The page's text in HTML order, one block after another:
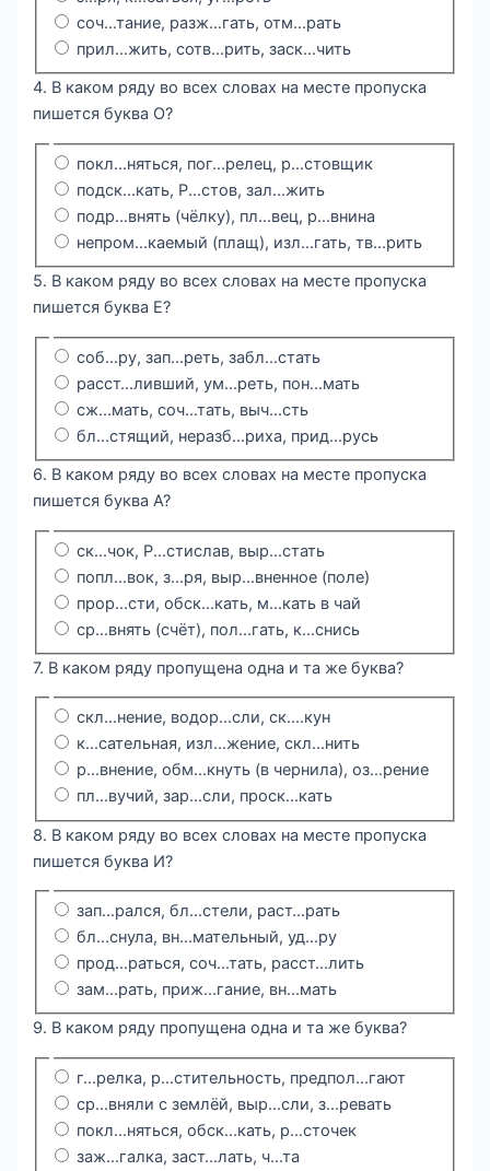
соч...тание, разж...гать, отм...рать
прил...жить, сотв...рить, заск...чить
4. В каком ряду во всех словах на месте пропуска
пишется буква О?
покл...няться, пог...релец, р...стовщик
подск...кать, Р...стов, зал...жить
подр...внять (чёлку), пл...вец, р...внина
непром...каемый (плащ), изл...гать, тв...рить
5. В каком ряду во всех словах на месте пропуска
пишется буква Е?
соб...ру, зап...реть, забл...стать
расст...ливший, ум...реть, пон...мать
сж...мать, соч...тать, выч...сть
бл...стящий, неразб...риха, прид...русь
6. В каком ряду во всех словах на месте пропуска
пишется буква А?
ск...чок, Р...стислав, выр...стать
попл...вок, з...ря, выр...вненное (поле)
прор...сти, обск...кать, м...кать в чай
ср...внять (счёт), пол...гать, к...снись
7. В каком ряду пропущена одна и та же буква?
скл...нение, водор...сли, ск....кун
к...сательная, изл...жение, скл...нить
р...внение, обм...кнуть (в чернила), оз...рение
пл...вучий, зар...сли, проск...кать
8. В каком ряду во всех словах на месте пропуска
пишется буква И?
зап...рался, бл...стели, раст...рать
бл...снула, вн...мательный, уд...ру
прод...раться, соч...тать, расст...лить
зам...рать, приж...гание, вн...мать
9. В каком ряду пропущена одна и та же буква?
г...релка, р...стительность, предпол...гают
ср...вняли с землёй, выр...сли, з...ревать
покл...няться, обск...кать, р...сточек
заж...галка, заст...лать, ч...та